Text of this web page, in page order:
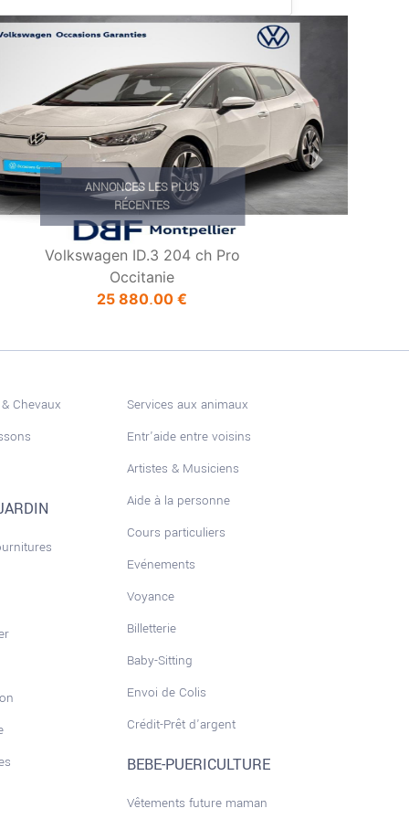
Volkswagen ID.3 204 ch Pro
Occitanie
25 880,00 €
ANNONCES LES PLUS
RÉCENTES
Next
Chevaux
Services aux animaux
Entr'aide entre voisins
Artistes & Musiciens
Aide à la personne
Cours particuliers
Evénements
Voyance
Billetterie
Baby-Sitting
Envoi de Colis
Crédit-Prêt d'argent
BEBE-PUERICULTURE
Vêtements future maman